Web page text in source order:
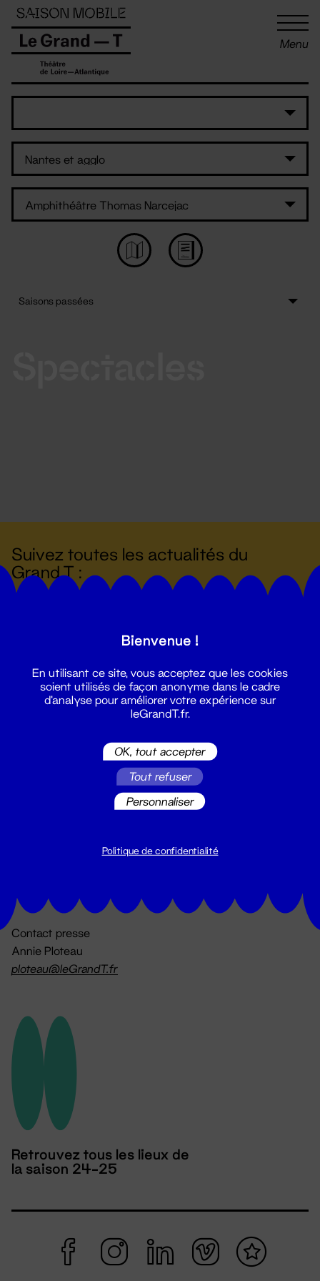
Menu
Suivez toutes les actualités du
Grand T :
billetterie@leGrandT.fr
Contact presse
Annie Ploteau
ploteau@leGrandT.fr
Retrouvez tous les lieux de
la saison 24-25
Panneau de gestion des cookies
Bienvenue !
En utilisant ce site, vous acceptez que les cookies
soient utilisés de façon anonyme dans le cadre
d'analyse pour améliorer votre expérience sur
leGrandT.fr.
OK, tout accepter
Tout refuser
Personnaliser
Politique de confidentialité